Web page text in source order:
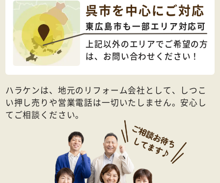
呉市を中心にご対応
東広島市も一部エリア対応可
上記以外のエリアでご希望の方
は、 お問い合わせください！
ハラケンは、地元のリフォーム会社として、しつこ
い押し売りや営業電話は一切いたしません。安心し
てご相談ください。